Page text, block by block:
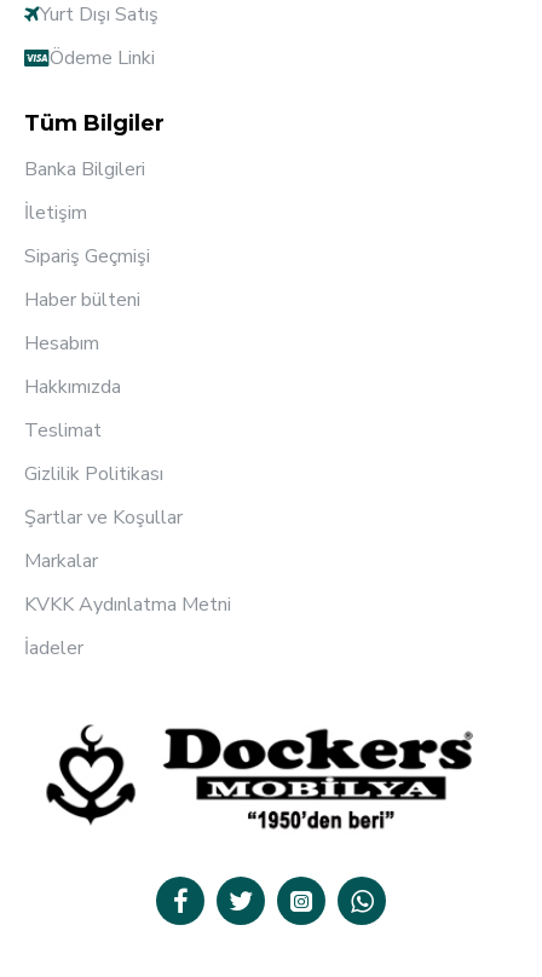
Yurt Dışı Satış
Ödeme Linki
Tüm Bilgiler
Banka Bilgileri
İletişim
Sipariş Geçmişi
Haber bülteni
Hesabım
Hakkımızda
Teslimat
Gizlilik Politikası
Şartlar ve Koşullar
Markalar
KVKK Aydınlatma Metni
İadeler